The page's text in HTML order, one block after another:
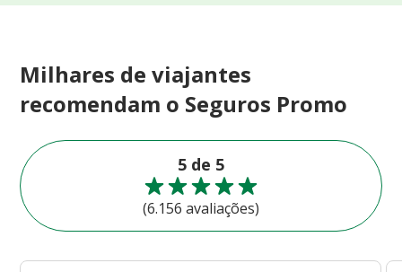
Milhares de viajantes
recomendam o Seguros Promo
5 de 5
(6.156 avaliações)